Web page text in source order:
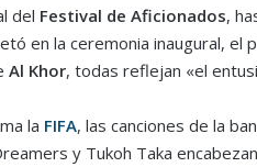
del Festival de Aficionados,
en la ceremonia inaugural, el
Al Khor, todas reflejan «el
la FIFA, las canciones de la
y Tukoh Taka